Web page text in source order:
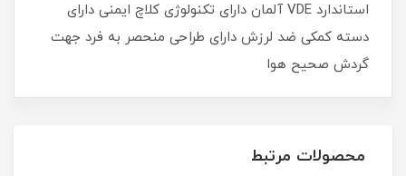
استاندارد VDE آلمان دارای تکنولوژی کلاچ ایمنی دارای
دسته کمکی ضد لرزش دارای طراحی منحصر به فرد جهت
گردش صحیح هوا
محصولات مرتبط